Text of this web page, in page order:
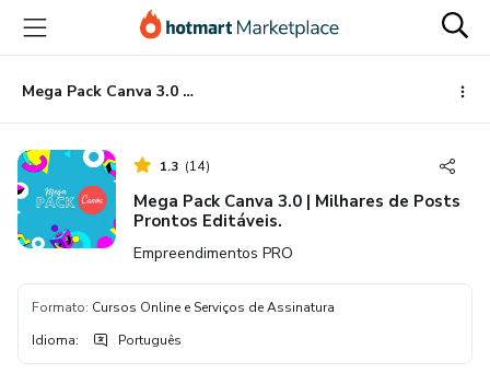
para
conteúdo
principal
para
pagamento
para
rodapé
Mega Pack Canva 3.0 | Milhares de Posts Prontos Editáveis.
1.3 (14)
Mega Pack Canva 3.0 | Milhares de Posts
Prontos Editáveis.
Empreendimentos PRO
Formato: Cursos Online e Serviços de Assinatura
Idioma: Português